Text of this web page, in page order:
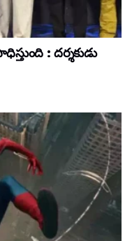
: దర్శకుడు